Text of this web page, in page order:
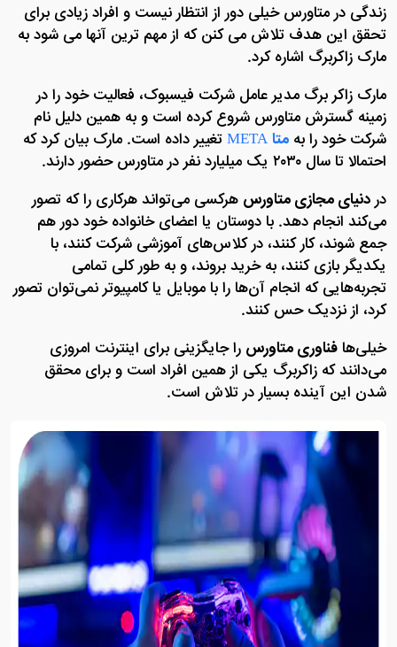
زندگی در متاورس خیلی دور از انتظار نیست و افراد زیادی برای
تحقق این هدف تلاش می کنن که از مهم ترین آنها می شود به
مارک زاکربرگ اشاره کرد.
مارک زاکر برگ مدیر عامل شرکت فیسبوک، فعالیت خود را در
زمینه گسترش متاورس شروع کرده است و به همین دلیل نام
شرکت خود را به متا
تغییر داده است. مارک بیان کرد که
احتمالا تا سال ۲۰۳۰ یک میلیارد نفر در متاورس حضور دارند.
دردنیای مجازی متاورس هرکسی می‌تواند هرکاری را که تصور
می‌کند انجام دهد. با دوستان یا اعضای خانواده خود دور هم
جمع شوند، کار کنند، در کلاس‌های آموزشی شرکت کنند، با
یکدیگر بازی کنند، به خرید بروند، و به طور کلی تمامی
تجربه‌هایی که انجام آن‌ها را با موبایل یا کامپیوتر نمی‌توان تصور
کرد، از نزدیک حس کنند.
خیلی‌هافناوری متاورس را جایگزینی برای اینترنت امروزی
می‌دانند که زاکربرگ یکی از همین افراد است و برای محقق
شدن این آینده بسیار در تلاش است.